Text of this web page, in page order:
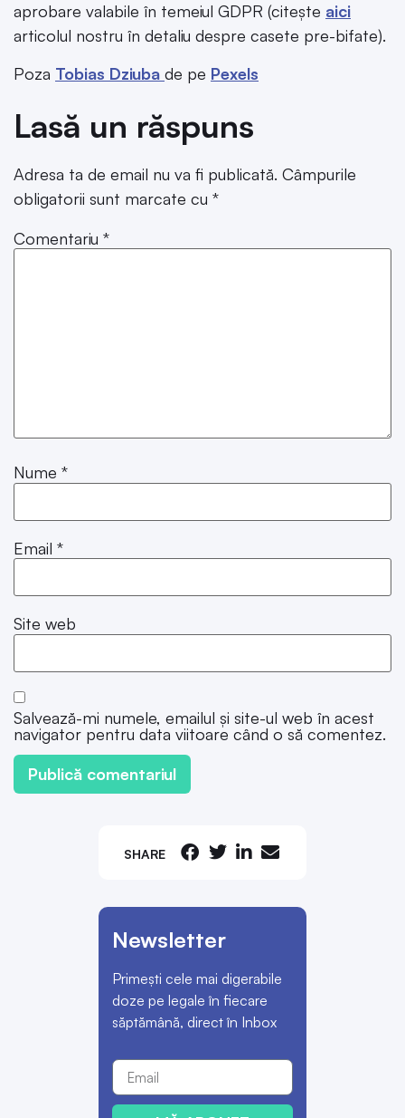
SHARE
Newsletter
Primești cele mai digerabile
doze pe legale în fiecare
săptămână, direct în Inbox
aprobare valabile în temeiul GDPR (citește aici
articolul nostru în detaliu despre casete pre-bifate).
Poza Tobias Dziuba de pe Pexels
Lasă un răspuns
Adresa ta de email nu va fi publicată. Câmpurile
obligatorii sunt marcate cu *
Comentariu *
Nume *
Email *
Site web
Salvează-mi numele, emailul și site-ul web în acest
navigator pentru data viitoare când o să comentez.